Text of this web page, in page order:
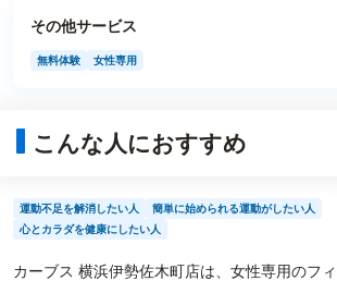
その他サービス
無料体験 女性専用
こんな人におすすめ
運動不足を解消したい人
簡単に始められる運動がしたい人
心とカラダを健康にしたい人
カーブス 横浜伊勢佐木町店は、女性専用のフ